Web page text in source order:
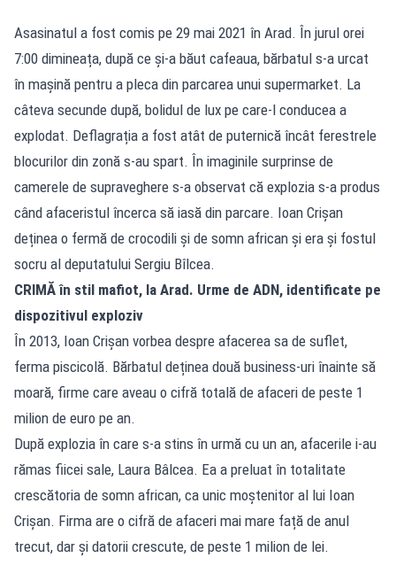
Asasinatul a fost comis pe 29 mai 2021 în Arad. În jurul orei
7:00 dimineața, după ce și-a băut cafeaua, bărbatul s-a urcat
în mașină pentru a pleca din parcarea unui supermarket. La
câteva secunde după, bolidul de lux pe care-l conducea a
explodat. Deflagrația a fost atât de puternică încât ferestrele
blocurilor din zonă s-au spart. În imaginile surprinse de
camerele de supraveghere s-a observat că explozia s-a produs
când afaceristul încerca să iasă din parcare. Ioan Crișan
deținea o fermă de crocodili și de somn african și era și fostul
socru al deputatului Sergiu Bîlcea.
CRIMĂ în stil mafiot, la Arad. Urme de ADN, identificate pe
dispozitivul exploziv
În 2013, Ioan Crișan vorbea despre afacerea sa de suflet,
ferma piscicolă. Bărbatul deținea două business-uri înainte să
moară, firme care aveau o cifră totală de afaceri de peste 1
milion de euro pe an.
După explozia în care s-a stins în urmă cu un an, afacerile i-au
rămas fiicei sale, Laura Bâlcea. Ea a preluat în totalitate
crescătoria de somn african, ca unic moștenitor al lui Ioan
Crișan. Firma are o cifră de afaceri mai mare față de anul
trecut, dar și datorii crescute, de peste 1 milion de lei.